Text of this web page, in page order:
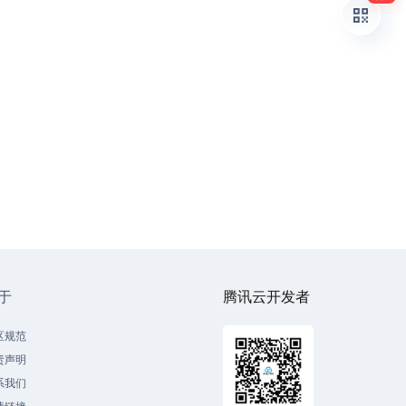
规范
声明
我们
腾讯云开发者